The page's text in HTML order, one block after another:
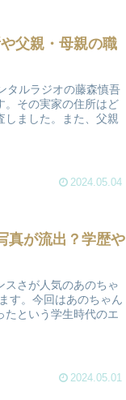
父親・母親の職
タルラジオの藤森慎吾
。その実家の住所はど
しました。また、父親
2024.05.04
真が流出？学歴や
スさが人気のあのちゃ
す。今回はあのちゃん
たという学生時代のエ
2024.05.01